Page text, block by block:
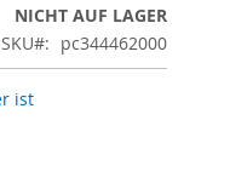
NICHT AUF LAGER
SKU
pc344462000
ist